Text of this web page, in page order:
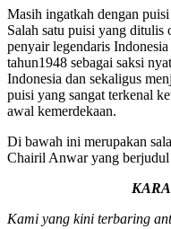
Masih ingatkah dengan
Salah satu puisi yang ditulis
penyair legendaris
tahun1948 sebagai saksi
Indonesia dan sekaligus
puisi yang sangat terkenal
awal kemerdekaan.
Di bawah ini merupakan
Chairil Anwar yang
Kami yang kini terbaring